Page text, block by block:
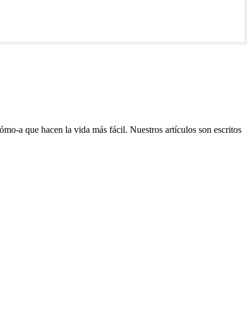
a que hacen la vida más fácil. Nuestros artículos son escritos